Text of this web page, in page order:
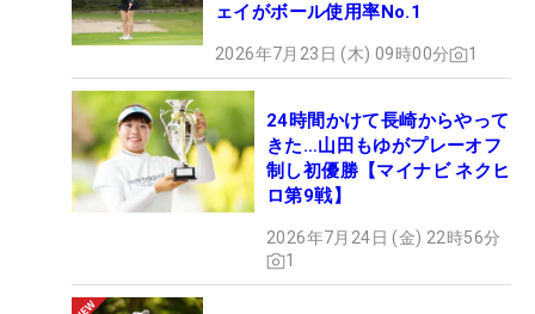
ェイがボール使用率No.1
2026年7月23日 (木) 09時00分 1
24時間かけて長崎からやって
きた…山田もゆがプレーオフ
制し初優勝【マイナビ ネクヒ
ロ第9戦】
2026年7月24日 (金) 22時56分
1